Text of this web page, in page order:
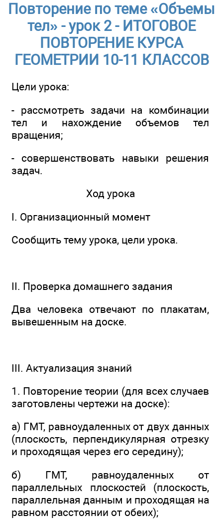
Повторение по теме «Объемы
тел» - урок 2 - ИТОГОВОЕ
ПОВТОРЕНИЕ КУРСА
ГЕОМЕТРИИ 10-11 КЛАССОВ
Цели урока:
- рассмотреть задачи на комбинации
тел и нахождение объемов тел
вращения;
- совершенствовать навыки решения
задач.
Ход урока
I. Организационный момент
Сообщить тему урока, цели урока.
II. Проверка домашнего задания
Два человека отвечают по плакатам,
вывешенным на доске.
III. Актуализация знаний
1. Повторение теории (для всех случаев
заготовлены чертежи на доске):
а) ГМТ, равноудаленных от двух данных
(плоскость, перпендикулярная отрезку
и проходящая через его середину);
б) ГМТ, равноудаленных от
параллельных плоскостей (плоскость,
параллельная данным и проходящая на
равном расстоянии от обеих);